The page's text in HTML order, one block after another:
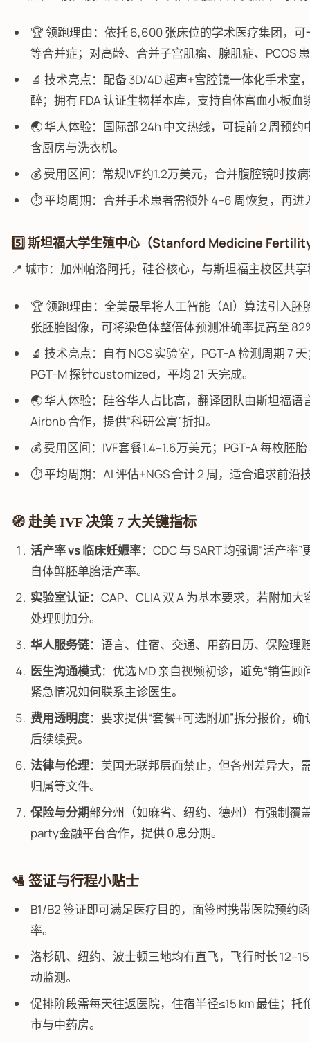
🏆 领跑理由：依托 6,600 张床位的学术医疗集团，
等合并症；对高龄、合并子宫肌瘤、腺肌症、PCOS
🔬 技术亮点：配备 3D/4D 超声+宫腔镜一体化手术
醉；拥有 FDA 认证生物样本库，支持自体富血小板血
🌏 华人体验：国际部 24h 中文热线，可提前 2 周预
含厨房与洗衣机。
💰 费用区间：常规IVF约1.2万美元，合并腹腔镜时按
⏱️ 平均周期：合并手术患者需额外 4–6 周恢复，再进
5️⃣ 斯坦福大学生殖中心（Stanford Medicine
📍 城市：加州帕洛阿托，硅谷核心，与斯坦福主校区共
🏆 领跑理由：全美最早将人工智能（AI）算法引入胚
张胚胎图像，可将染色体整倍体预测准确率提高至
🔬 技术亮点：自有 NGS 实验室，PGT-A 检测周期 7
PGT-M 探针customized，平均 21 天完成。
🌏 华人体验：硅谷华人占比高，翻译团队由斯坦福
Airbnb 合作，提供“科研公寓”折扣。
💰 费用区间：IVF套餐1.4–1.6万美元；PGT-A 每枚胚
⏱️ 平均周期：AI 评估+NGS 合计 2 周，适合追求前沿
🧭 赴美 IVF 决策 7 大关键指标
活产率 vs 临床妊娠率：CDC 与 SART 均强调“活产率
自体鲜胚单胎活产率。
实验室认证：CAP、CLIA 双 A 为基本要求，若附加
处理则加分。
华人服务链：语言、住宿、交通、用药日历、保险理
医生沟通模式：优选 MD 亲自视频初诊，避免“销售
紧急情况如何联系主诊医生。
费用透明度：要求提供“套餐+可选附加”拆分报价，
后续续费。
法律与伦理：美国无联邦层面禁止，但各州差异大，
归属等文件。
保险与分期部分州（如麻省、纽约、德州）有强制
party金融平台合作，提供 0 息分期。
🛂 签证与行程小贴士
B1/B2 签证即可满足医疗目的，面签时携带医院预约
率。
洛杉矶、纽约、波士顿三地均有直飞，飞行时长
动监测。
促排阶段需每天往返医院，住宿半径≤15 km 最佳；
市与中药房。